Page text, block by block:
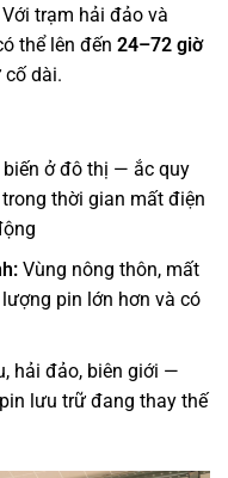
trạm hải đảo và
thể lên đến 24–72 giờ
dài.
ở đô thị — ắc quy
thời gian mất điện
Vùng nông thôn, mất
pin lớn hơn và có
hải đảo, biên giới —
lưu trữ đang thay thế